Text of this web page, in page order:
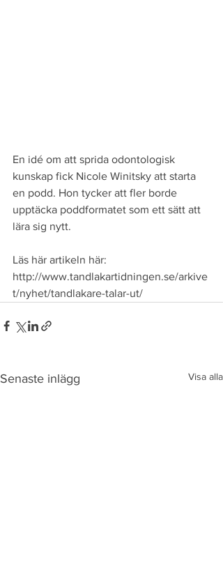
En idé om att sprida odontologisk
kunskap fick Nicole Winitsky att starta
en podd. Hon tycker att fler borde
upptäcka poddformatet som ett sätt att
lära sig nytt.
Läs här artikeln här:
http://www.tandlakartidningen.se/arkive
t/nyhet/tandlakare-talar-ut/
Senaste inlägg Visa alla